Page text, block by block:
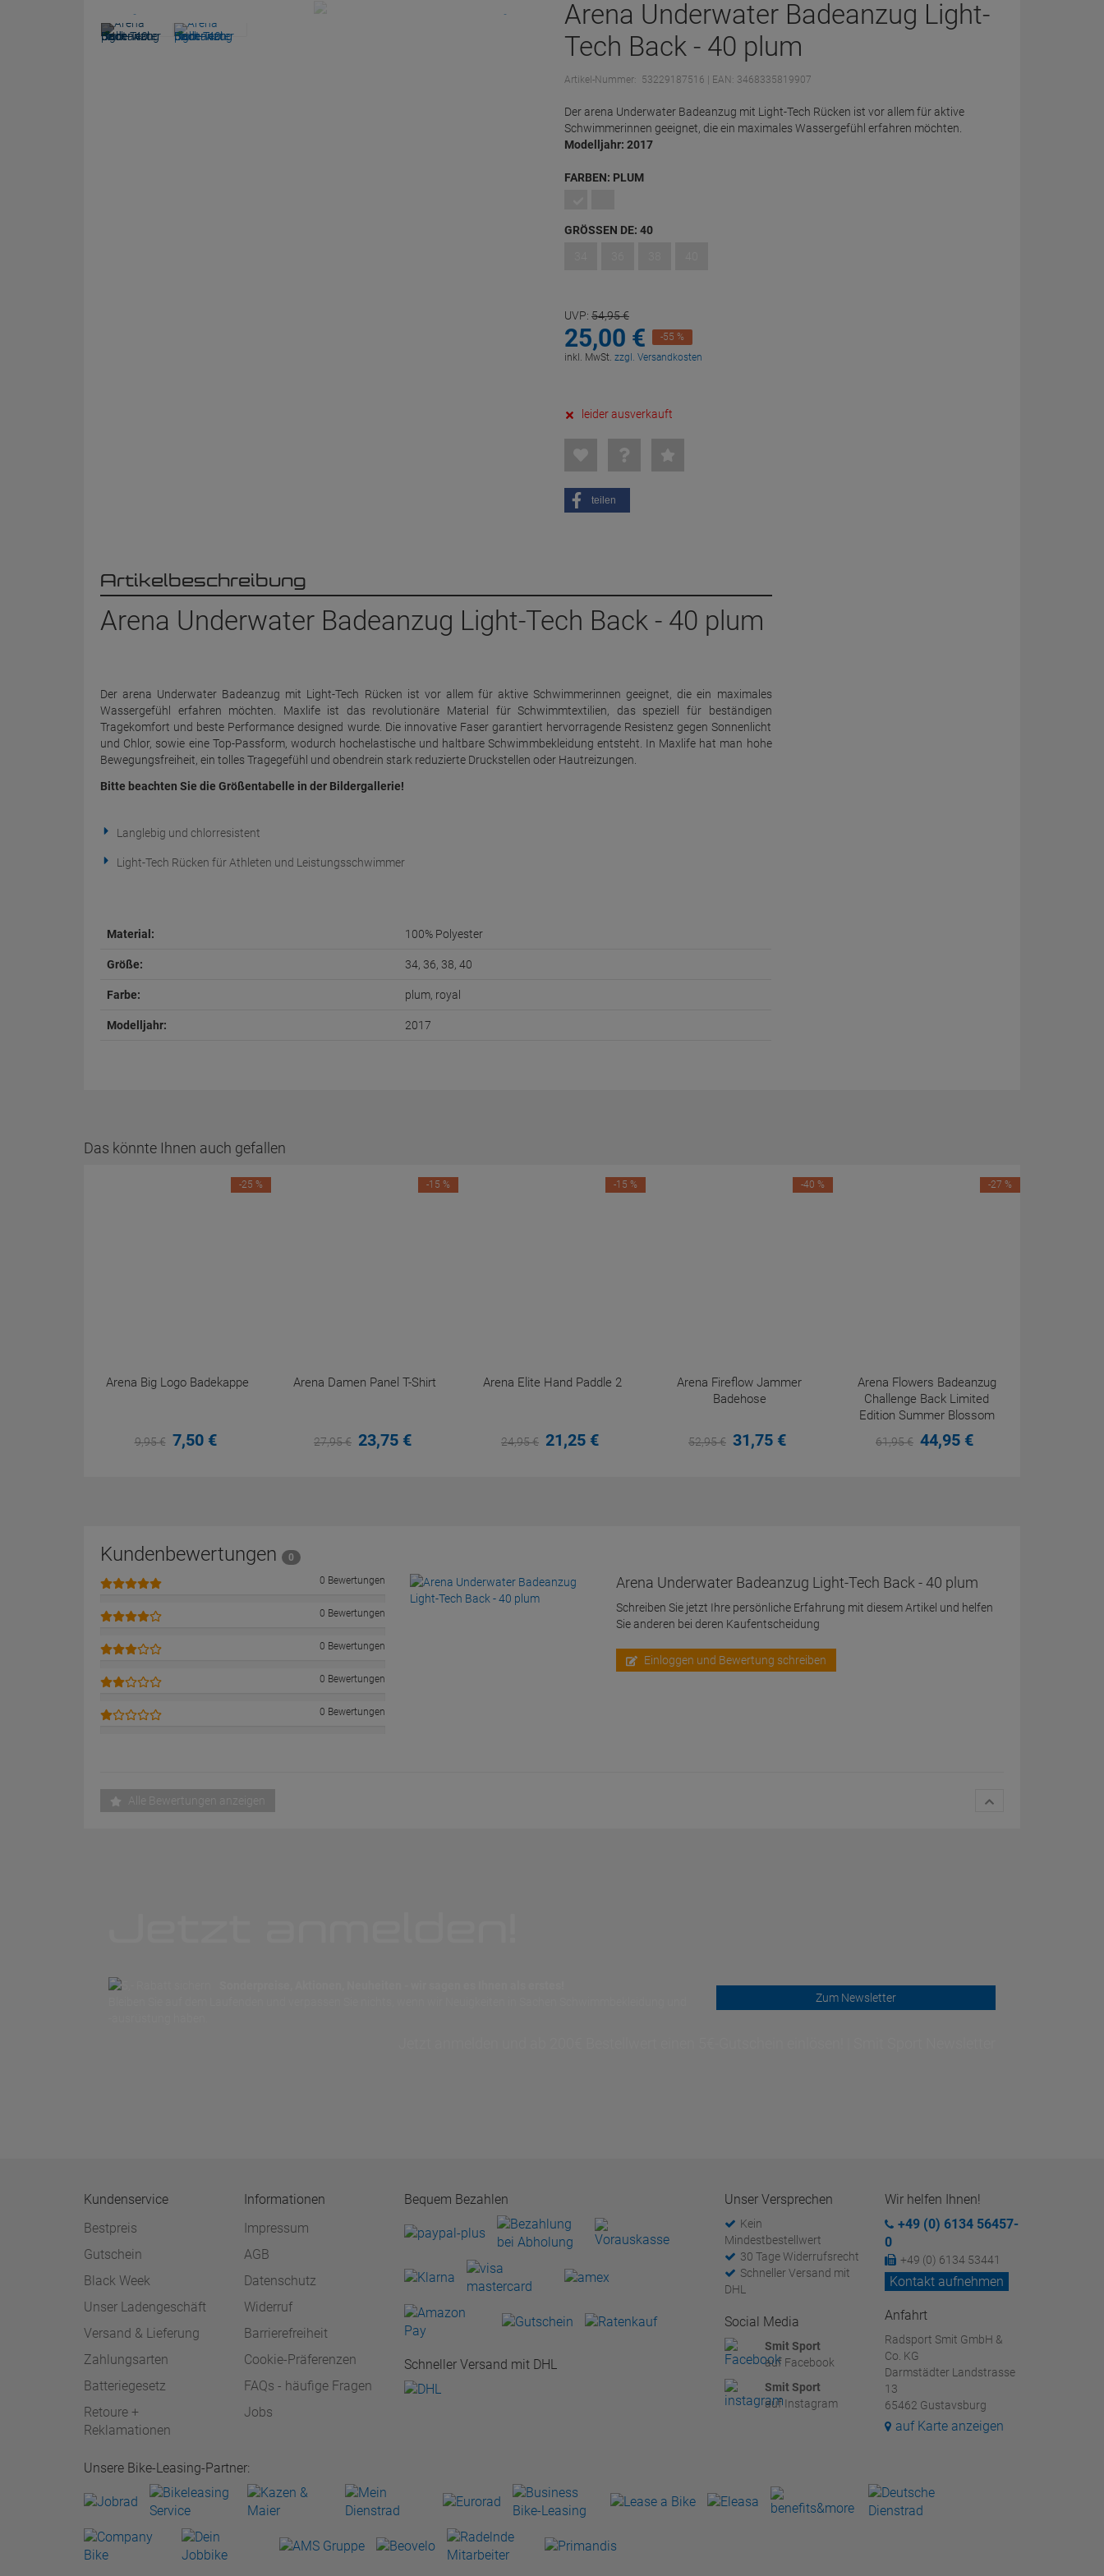
Arena Underwater Badeanzug Light-
Tech Back - 40 plum
Artikel-Nummer: 53229187516 | EAN: 3468335819907
Der arena Underwater Badeanzug mit Light-Tech Rücken ist vor allem für aktive
Schwimmerinnen geeignet, die ein maximales Wassergefühl erfahren möchten.
Modelljahr: 2017
FARBEN: PLUM
GRÖSSEN DE: 40
UVP: 54,95€
25,00 €
-55 %
inkl. MwSt. zzgl. Versandkosten
leider ausverkauft
teilen
Artikelbeschreibung
Arena Underwater Badeanzug Light-Tech Back - 40 plum
Der arena Underwater Badeanzug mit Light-Tech Rücken ist vor allem für aktive Schwimmerinnen geeignet, die ein maximales
Wassergefühl erfahren möchten. Maxlife ist das revolutionäre Material für Schwimmtextilien, das speziell für beständigen
Tragekomfort und beste Performance designed wurde. Die innovative Faser garantiert hervorragende Resistenz gegen Sonnenlicht
und Chlor, sowie eine Top-Passform, wodurch hochelastische und haltbare Schwimmbekleidung entsteht. In Maxlife hat man hohe
Bewegungsfreiheit, ein tolles Tragegefühl und obendrein stark reduzierte Druckstellen oder Hautreizungen.
Bitte beachten Sie die Größentabelle in der Bildergallerie!
Langlebig und chlorresistent
Light-Tech Rücken für Athleten und Leistungsschwimmer
Material: 100% Polyester
Größe: 34, 36, 38, 40
Farbe: plum, royal
Modelljahr: 2017
Das könnte Ihnen auch gefallen
Arena Big Logo Badekappe
9,95€ 7,50 €
-25 %
Arena Damen Panel T-Shirt
27,95€ 23,75 €
-15 %
Arena Elite Hand Paddle 2
24,95€ 21,25 €
-15 %
Arena Fireflow Jammer
Badehose
52,95€ 31,75 €
-40 %
Arena Flowers Badeanzug
Challenge Back Limited
Edition Summer Blossom
61,95€ 44,95 €
-27 %
Kundenbewertungen
0
0 Bewertungen
0 Bewertungen
0 Bewertungen
0 Bewertungen
0 Bewertungen
Arena Underwater Badeanzug Light-Tech Back - 40 plum
Schreiben Sie jetzt Ihre persönliche Erfahrung mit diesem Artikel und helfen
Sie anderen bei deren Kaufentscheidung
Einloggen und Bewertung schreiben
Alle Bewertungen anzeigen
Zum Newsletter
Kundenservice
Bestpreis
Gutschein
Black Week
Unser Ladengeschäft
Versand & Lieferung
Zahlungsarten
Batteriegesetz
Retoure +
Reklamationen
Informationen
Impressum
AGB
Datenschutz
Widerruf
Barrierefreiheit
Cookie-Präferenzen
FAQs - häufige Fragen
Jobs
Bequem Bezahlen
Schneller Versand mit DHL
Unser Versprechen
Kein
Mindestbestellwert
30 Tage Widerrufsrecht
Schneller Versand mit
DHL
Social Media
Smit Sport
auf Facebook
Smit Sport
auf Instagram
Wir helfen Ihnen!
+49 (0) 6134 56457-
0
+49 (0) 6134 53441
Kontakt aufnehmen
Anfahrt
Radsport Smit GmbH &
Co. KG
Darmstädter Landstrasse
13
65462 Gustavsburg
auf Karte anzeigen
Unsere Bike-Leasing-Partner: